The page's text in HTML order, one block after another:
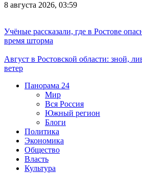
8 августа 2026, 03:59
Учёные рассказали, где в Ростове
время шторма
Август в Ростовской области: зной,
ветер
Панорама 24
Мир
Вся Россия
Южный регион
Блоги
Политика
Экономика
Общество
Власть
Культура